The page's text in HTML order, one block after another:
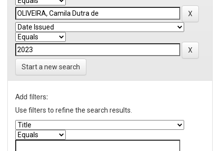
Start a new search
Add filters:
Use filters to refine the search results.